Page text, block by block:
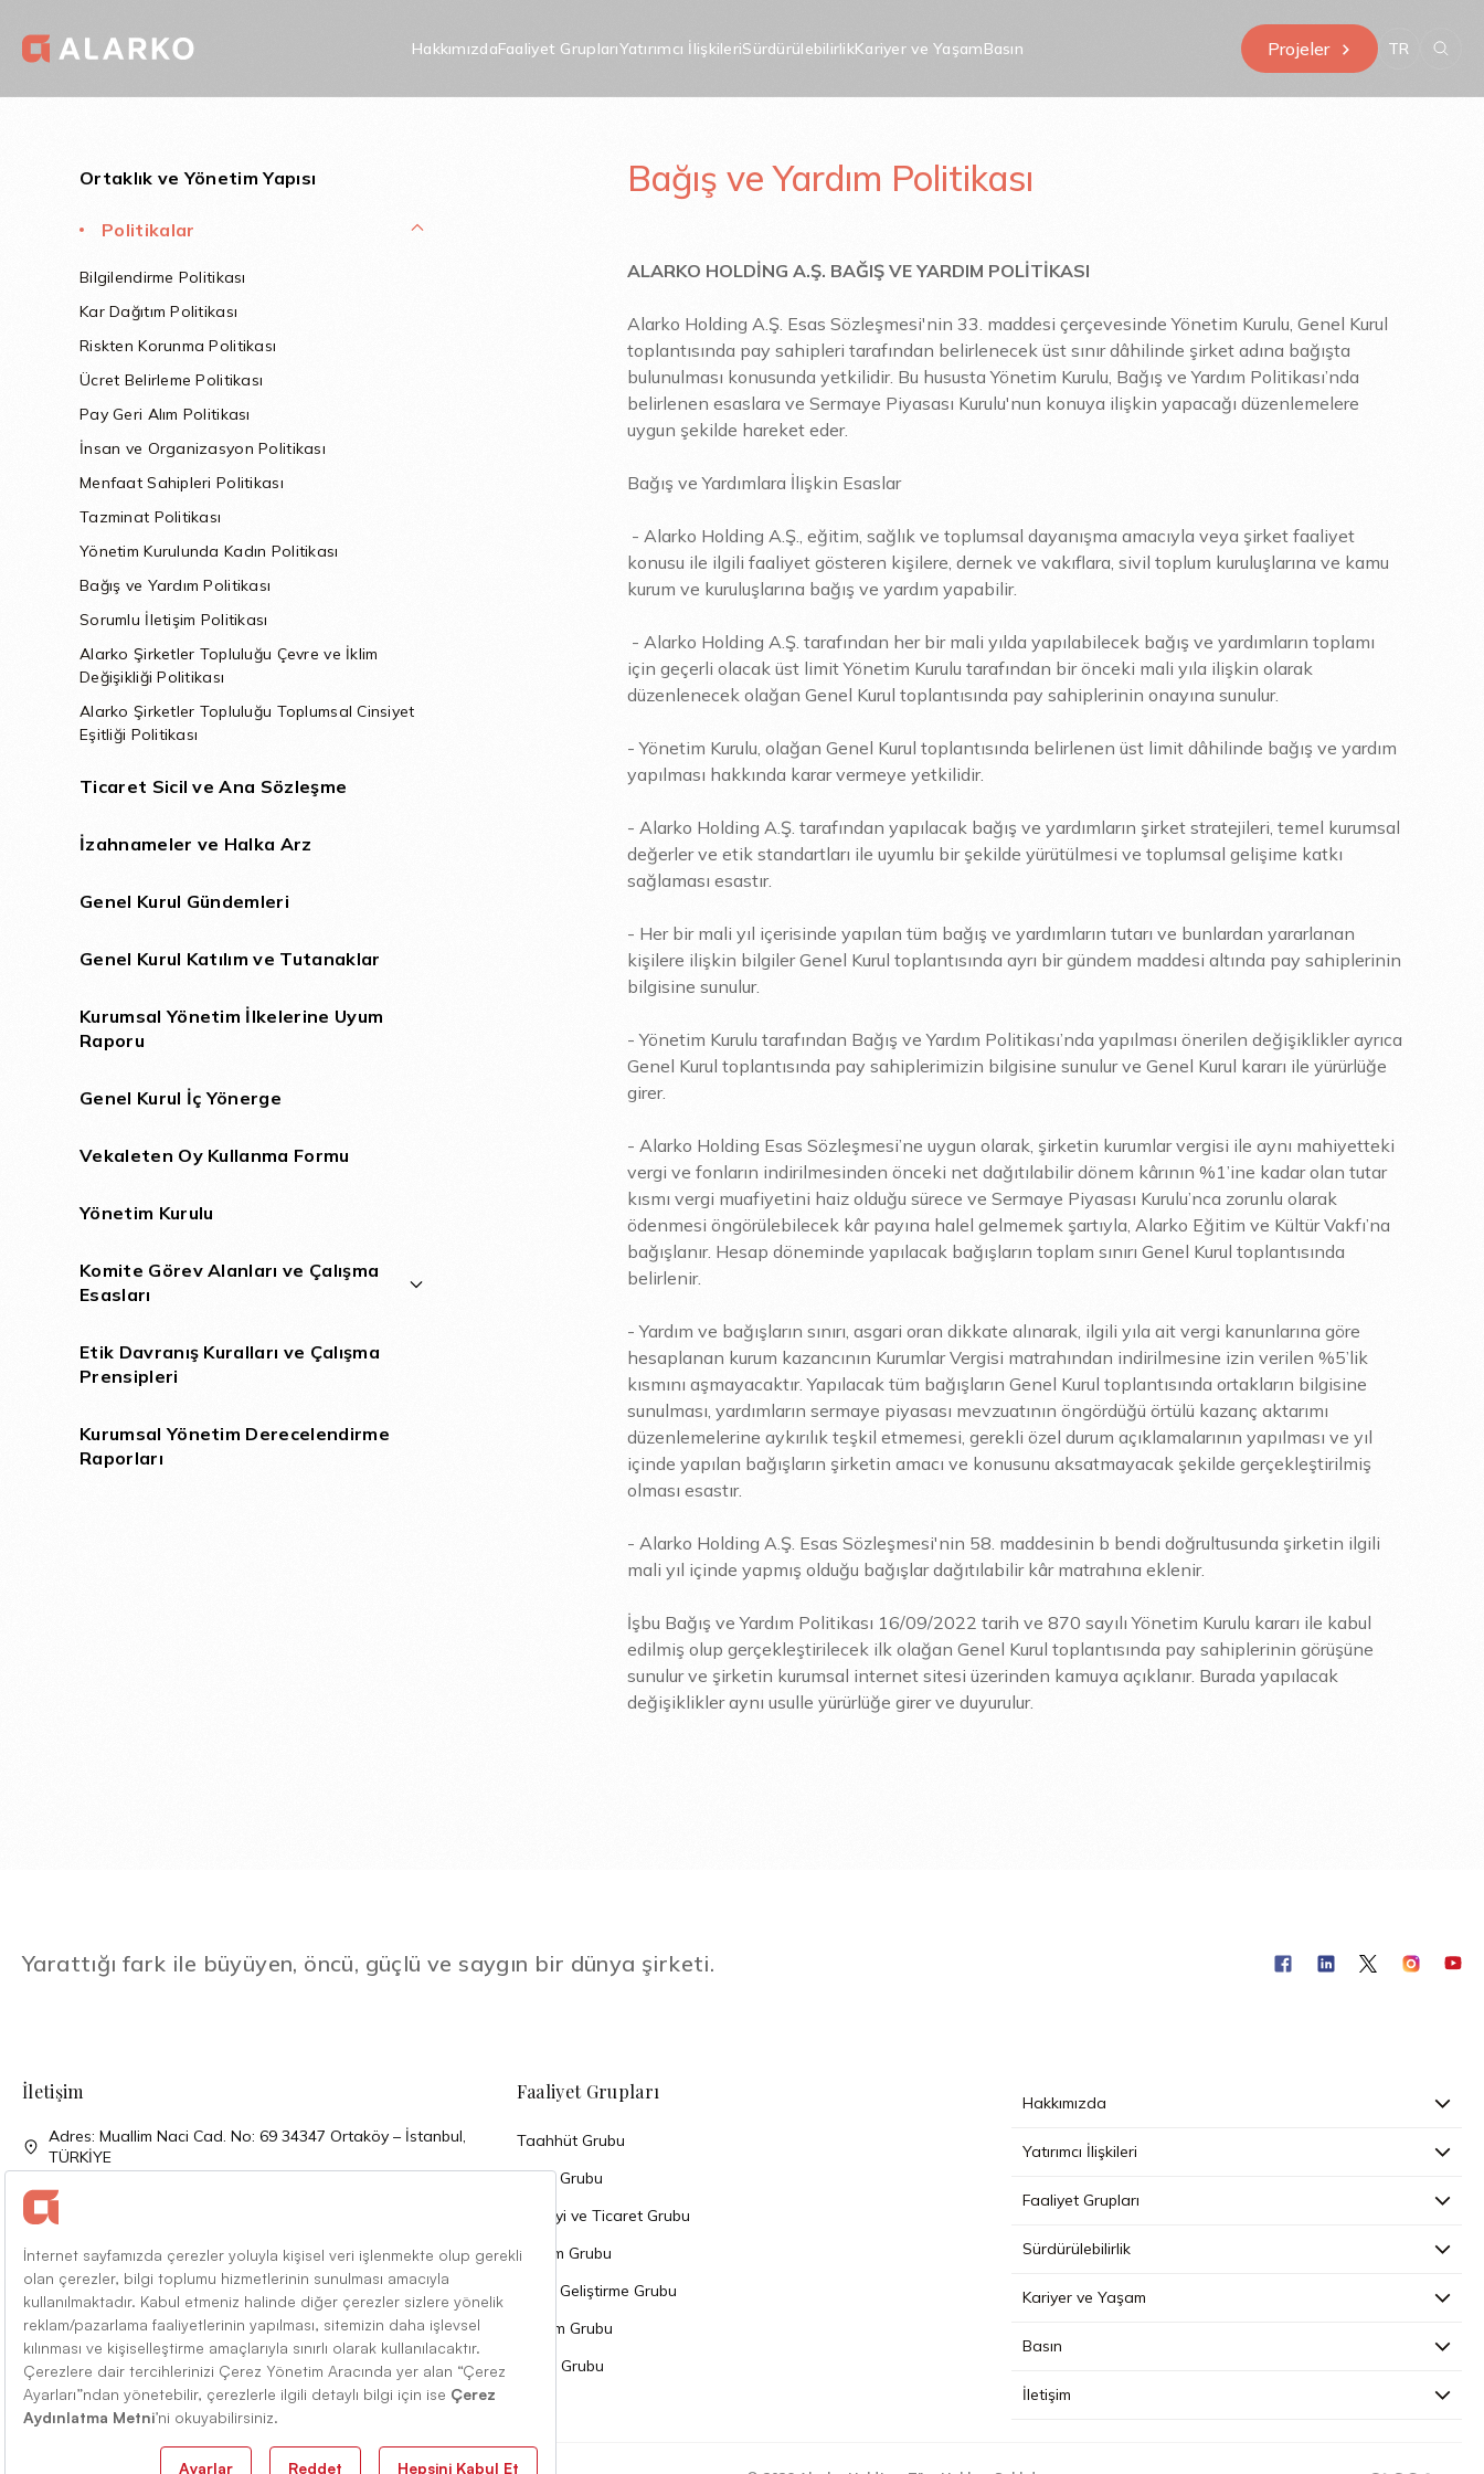
HakkımızdaFaaliyet GruplarıYatırımcı İlişkileriSürdürülebilirlikKariyer ve YaşamBasın Projeler TR
Bağış ve Yardım Politikası
Ortaklık ve Yönetim Yapısı
Politikalar
Bilgilendirme Politikası
Kar Dağıtım Politikası
Riskten Korunma Politikası
Ücret Belirleme Politikası
Pay Geri Alım Politikası
İnsan ve Organizasyon Politikası
Menfaat Sahipleri Politikası
Tazminat Politikası
Yönetim Kurulunda Kadın Politikası
Bağış ve Yardım Politikası
Sorumlu İletişim Politikası
Alarko Şirketler Topluluğu Çevre ve İklim
Değişikliği Politikası
Alarko Şirketler Topluluğu Toplumsal Cinsiyet
Eşitliği Politikası
Ticaret Sicil ve Ana Sözleşme
İzahnameler ve Halka Arz
Genel Kurul Gündemleri
Genel Kurul Katılım ve Tutanaklar
Kurumsal Yönetim İlkelerine Uyum
Raporu
Genel Kurul İç Yönerge
Vekaleten Oy Kullanma Formu
Yönetim Kurulu
Komite Görev Alanları ve Çalışma
Esasları
Etik Davranış Kuralları ve Çalışma
Prensipleri
Kurumsal Yönetim Derecelendirme
Raporları
Bağış ve Yardım Politikası
ALARKO HOLDİNG A.Ş. BAĞIŞ VE YARDIM POLİTİKASI
Alarko Holding A.Ş. Esas Sözleşmesi'nin 33. maddesi çerçevesinde Yönetim Kurulu, Genel Kurul
toplantısında pay sahipleri tarafından belirlenecek üst sınır dâhilinde şirket adına bağışta
bulunulması konusunda yetkilidir. Bu hususta Yönetim Kurulu, Bağış ve Yardım Politikası’nda
belirlenen esaslara ve Sermaye Piyasası Kurulu'nun konuya ilişkin yapacağı düzenlemelere
uygun şekilde hareket eder.
Bağış ve Yardımlara İlişkin Esaslar
- Alarko Holding A.Ş., eğitim, sağlık ve toplumsal dayanışma amacıyla veya şirket faaliyet
konusu ile ilgili faaliyet gösteren kişilere, dernek ve vakıflara, sivil toplum kuruluşlarına ve kamu
kurum ve kuruluşlarına bağış ve yardım yapabilir.
- Alarko Holding A.Ş. tarafından her bir mali yılda yapılabilecek bağış ve yardımların toplamı
için geçerli olacak üst limit Yönetim Kurulu tarafından bir önceki mali yıla ilişkin olarak
düzenlenecek olağan Genel Kurul toplantısında pay sahiplerinin onayına sunulur.
- Yönetim Kurulu, olağan Genel Kurul toplantısında belirlenen üst limit dâhilinde bağış ve yardım
yapılması hakkında karar vermeye yetkilidir.
- Alarko Holding A.Ş. tarafından yapılacak bağış ve yardımların şirket stratejileri, temel kurumsal
değerler ve etik standartları ile uyumlu bir şekilde yürütülmesi ve toplumsal gelişime katkı
sağlaması esastır.
- Her bir mali yıl içerisinde yapılan tüm bağış ve yardımların tutarı ve bunlardan yararlanan
kişilere ilişkin bilgiler Genel Kurul toplantısında ayrı bir gündem maddesi altında pay sahiplerinin
bilgisine sunulur.
- Yönetim Kurulu tarafından Bağış ve Yardım Politikası’nda yapılması önerilen değişiklikler ayrıca
Genel Kurul toplantısında pay sahiplerimizin bilgisine sunulur ve Genel Kurul kararı ile yürürlüğe
girer.
- Alarko Holding Esas Sözleşmesi’ne uygun olarak, şirketin kurumlar vergisi ile aynı mahiyetteki
vergi ve fonların indirilmesinden önceki net dağıtılabilir dönem kârının %1’ine kadar olan tutar
kısmı vergi muafiyetini haiz olduğu sürece ve Sermaye Piyasası Kurulu’nca zorunlu olarak
ödenmesi öngörülebilecek kâr payına halel gelmemek şartıyla, Alarko Eğitim ve Kültür Vakfı’na
bağışlanır. Hesap döneminde yapılacak bağışların toplam sınırı Genel Kurul toplantısında
belirlenir.
- Yardım ve bağışların sınırı, asgari oran dikkate alınarak, ilgili yıla ait vergi kanunlarına göre
hesaplanan kurum kazancının Kurumlar Vergisi matrahından indirilmesine izin verilen %5’lik
kısmını aşmayacaktır. Yapılacak tüm bağışların Genel Kurul toplantısında ortakların bilgisine
sunulması, yardımların sermaye piyasası mevzuatının öngördüğü örtülü kazanç aktarımı
düzenlemelerine aykırılık teşkil etmemesi, gerekli özel durum açıklamalarının yapılması ve yıl
içinde yapılan bağışların şirketin amacı ve konusunu aksatmayacak şekilde gerçekleştirilmiş
olması esastır.
- Alarko Holding A.Ş. Esas Sözleşmesi'nin 58. maddesinin b bendi doğrultusunda şirketin ilgili
mali yıl içinde yapmış olduğu bağışlar dağıtılabilir kâr matrahına eklenir.
İşbu Bağış ve Yardım Politikası 16/09/2022 tarih ve 870 sayılı Yönetim Kurulu kararı ile kabul
edilmiş olup gerçekleştirilecek ilk olağan Genel Kurul toplantısında pay sahiplerinin görüşüne
sunulur ve şirketin kurumsal internet sitesi üzerinden kamuya açıklanır. Burada yapılacak
değişiklikler aynı usulle yürürlüğe girer ve duyurulur.
Yarattığı fark ile büyüyen, öncü, güçlü ve saygın bir dünya şirketi.
İletişim
Adres: Muallim Naci Cad. No: 69 34347 Ortaköy – İstanbul,
TÜRKİYE
Telefon: + 90 (212) 310 33 00
Telefon: + 90 (212) 227 52 00
Faks: + 90 (212) 227 04 27
Mail: info@alarko.com.tr
Faaliyet Grupları
Taahhüt Grubu
Enerji Grubu
Sanayi ve Ticaret Grubu
Turizm Grubu
Arazi Geliştirme Grubu
Yatırım Grubu
Tarım Grubu
Hakkımızda
Yatırımcı İlişkileri
Faaliyet Grupları
Sürdürülebilirlik
Kariyer ve Yaşam
Basın
İletişim